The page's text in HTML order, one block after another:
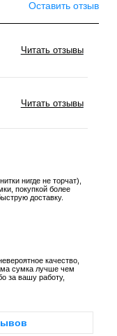
Оставить отзыв
Читать отзывы
Читать отзывы
нигде не торчат),
покупкой более
доставку.
качество,
сумка лучше чем
за вашу работу,